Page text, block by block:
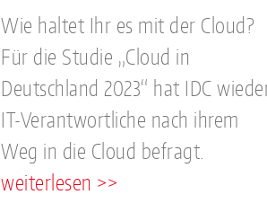
Wie haltet Ihr es mit der Cloud?
Für die Studie „Cloud in
Deutschland 2023“ hat IDC
IT-Verantwortliche nach ihrem
Weg in die Cloud befragt.
weiterlesen >>